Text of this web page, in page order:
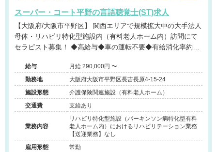
スーパー・コート平野の言語聴覚士(ST)求人
【大阪府/大阪市平野区】 関西エリアで規模拡大中の大手法人
母体・リハビリ特化型施設内（有料老人ホーム内）訪問にて
セラピスト募集！ ◆高給与◆車の運転不要◆有給消化率約
展開する大手法人◆事業拡大に伴う増員募集
給与
月給 290,000円 〜
勤務地
大阪府大阪市平野区長吉長原4-15-24
施設形態
介護保険関連施設（有料老人ホーム）
交通費
支給あり
業務内容
リハビリ特化型施設（パーキンソン病特化型有料
老人ホーム内）におけるリハビリテーション業務
【送迎業務】なし
雇用形態
常勤